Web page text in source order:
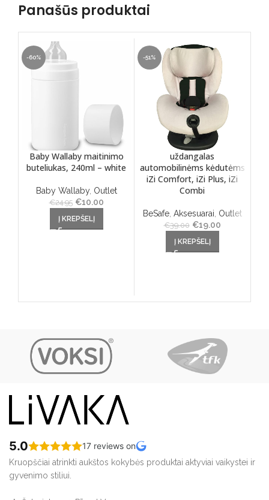
Panašūs produktai
-60%
Baby Wallaby maitinimo
buteliukas, 240ml – white
Baby Wallaby, Outlet
€24.95 Original price
was: €24.95.
€10.00
Į KREPŠELĮ
-51%
uždangalas
automobilinėms kėdutėms
iZi Comfort, iZi Plus, iZi
Combi
BeSafe, Aksesuarai Outlet
€39.00 Original price
was: €39.00.
€19.00
Į KREPŠELĮ
5.0 17 reviews on
Kruopščiai atrinkti aukštos kokybės produktai aktyviai vaikystei ir
gyvenimo stiliui.